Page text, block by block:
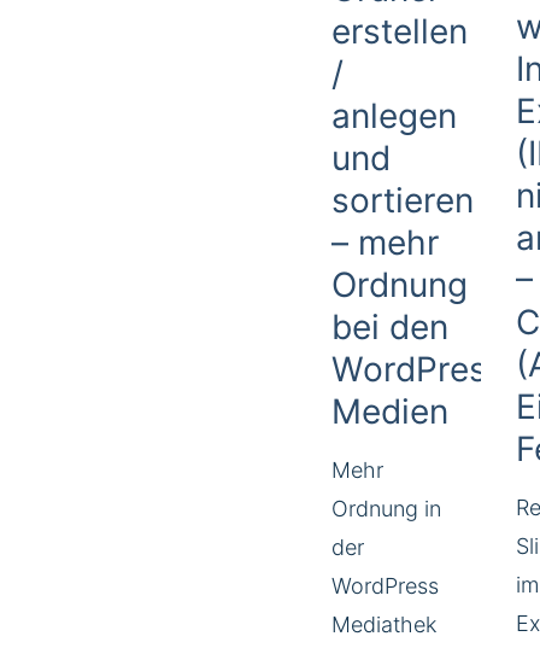
erstellen
/
anlegen
und
sortieren
– mehr
Ordnung
bei den
WordPress
Medien
Mehr
Ordnung in
der
WordPress
Mediathek
–